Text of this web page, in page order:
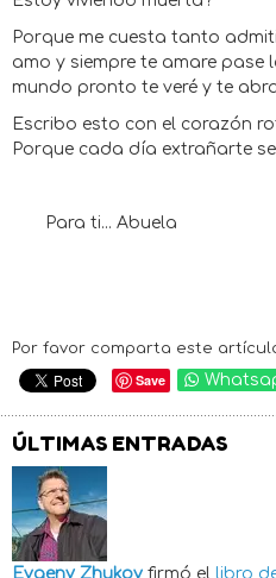
Porque me cuesta tanto
amo y siempre te amare pase
mundo pronto te veré y te
Escribo esto con el corazón
Porque cada día extrañarte
Para ti... Abuela
Por favor comparta este
Save
ÚLTIMAS ENTRADAS
Evgeny Zhukov firmó el libro